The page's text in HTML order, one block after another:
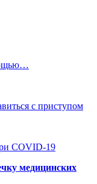
с приступом
COVID-19
медицинских